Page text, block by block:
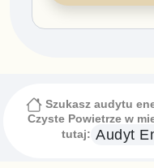
Szukasz audytu
Czyste Powietrze w
tutaj: Audyt